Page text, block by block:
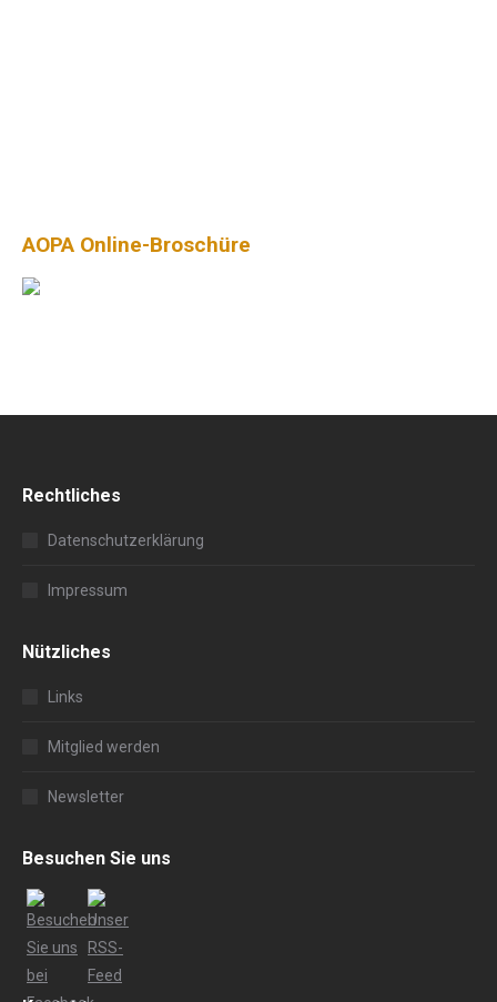
AOPA Online-Broschüre
Rechtliches
Datenschutzerklärung
Impressum
Nützliches
Links
Mitglied werden
Newsletter
Besuchen Sie uns